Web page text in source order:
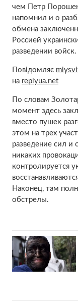
чем Петр
напомнил и о
обмена
Россией
разведении войск.
Повідомляє
на replyua.net
По словам
момент здесь
вместо пушек
этом на трех
разведение сил и
никаких
контролируется
Наконец, там
обстрелы.